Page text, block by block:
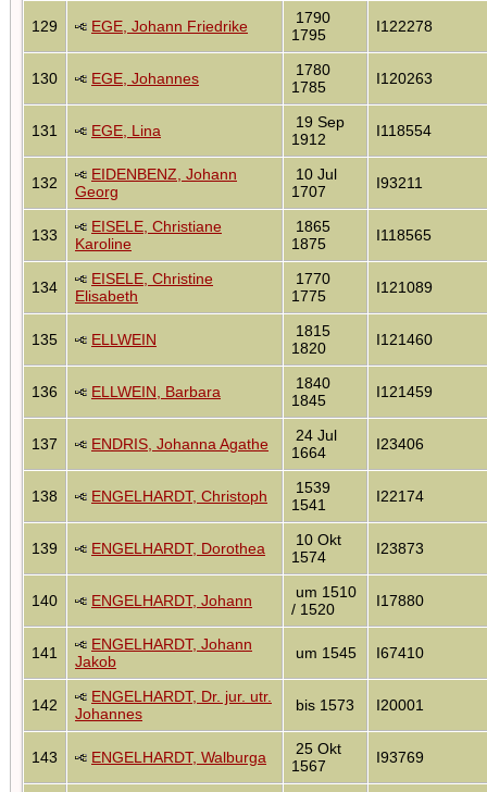
129 EGE, Johann Friedrike
1790
1795
I122278
130 EGE, Johannes
1780
1785
I120263
131 EGE, Lina
19 Sep
1912
I118554
132
EIDENBENZ, Johann
Georg
10 Jul
1707
I93211
133
EISELE, Christiane
Karoline
1865
1875
I118565
134
EISELE, Christine
Elisabeth
1770
1775
I121089
135 ELLWEIN
1815
1820
I121460
136 ELLWEIN, Barbara
1840
1845
I121459
137 ENDRIS, Johanna Agathe
24 Jul
1664
I23406
138 ENGELHARDT, Christoph
1539
1541
I22174
139 ENGELHARDT, Dorothea
10 Okt
1574
I23873
140 ENGELHARDT, Johann
um 1510
/ 1520
I17880
141
ENGELHARDT, Johann
Jakob
um 1545 I67410
142
ENGELHARDT, Dr. jur. utr.
Johannes
bis 1573 I20001
143 ENGELHARDT, Walburga
25 Okt
1567
I93769